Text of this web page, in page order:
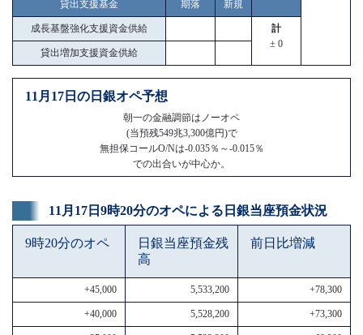
貸出支援基金 期落 新規
成長基盤強化支援資金供給
計
± 0
貸出増加支援資金供給
11月17日の日銀オペ予想
朝一の金融調節はノーオペ
(当預残549兆3,300億円)で
無担保コールO/Nは-0.035％～-0.015％
での出合いが中心か。
11月17日9時20分のオペによる日銀当座預金状況
9時20分のオペ
日銀当座預金残
高
前日比増減
+45,000 5,533,200 +78,300
+40,000 5,528,200 +73,300